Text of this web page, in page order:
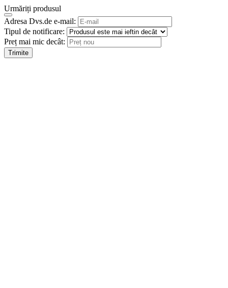
Urmăriți produsul
Adresa Dvs.de e-mail:
Tipul de notificare:
Preț mai mic decât:
Trimite